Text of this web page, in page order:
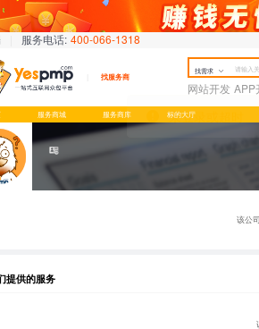
服务电话:400-066-1318
找服务商
找需求
网站开发 APP
服务商城 服务商库 标的大厅
该公
提供的服务